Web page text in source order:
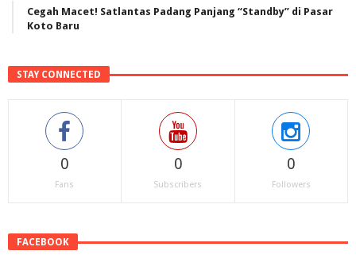
Cegah Macet! Satlantas Padang Panjang “Standby” di Pasar
Koto Baru
STAY CONNECTED
0
Fans
0
Subscribers
0
Followers
FACEBOOK